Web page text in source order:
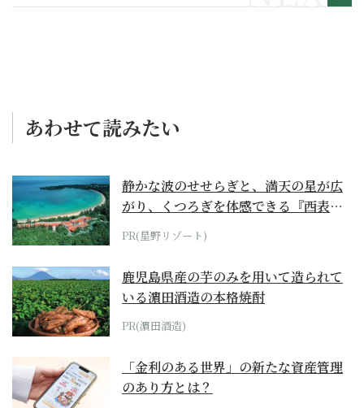
あわせて読みたい
静かな波のせせらぎと、満天の星が広
がり、くつろぎを体感できる『西表島
ホテル by...
PR(星野リゾート)
鹿児島県産の芋のみを用いて造られて
いる濵田酒造の本格焼酎
PR(濵田酒造)
「金利のある世界」の新たな資産管理
のあり方とは？